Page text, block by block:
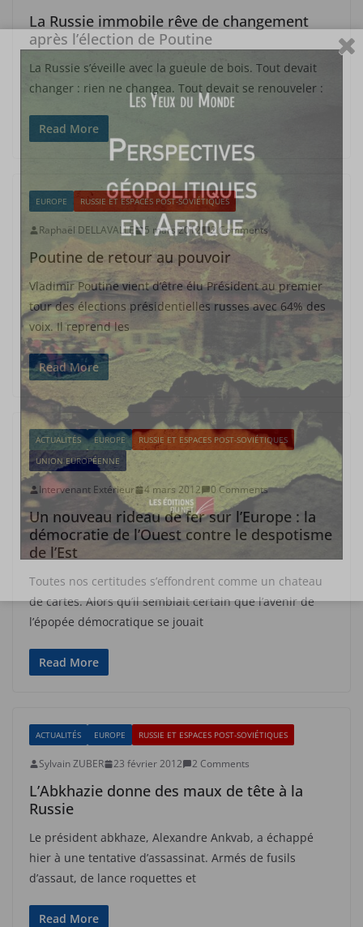
La Russie immobile rêve de changement
après l’élection de Poutine
La Russie s’éveille avec la gueule de bois. Tout devait
changer : rien ne changea. Tout devait se renouveler :
Read More
EUROPE RUSSIE ET ESPACES POST-SOVIÉTIQUES
Raphaël DELLAVALLE 5 mars 2012 2 Comments
Poutine de retour au pouvoir
Vladimir Poutine vient d’être élu Président au premier
tour des élections présidentielles russes avec 64% des
voix. Il reprend les
Read More
ACTUALITÉS EUROPE
RUSSIE ET ESPACES POST-SOVIÉTIQUES
UNION EUROPÉENNE
Intervenant Extérieur 4 mars 2012 0 Comments
Un nouveau rideau de fer sur l’Europe : la
démocratie de l’Ouest contre le despotisme
de l’Est
Toutes nos certitudes s’effondrent comme un chateau
de cartes. Alors qu’il semblait certain que l’avenir de
l’épopée démocratique se jouait
Read More
ACTUALITÉS EUROPE RUSSIE ET ESPACES POST-SOVIÉTIQUES
Sylvain ZUBER 23 février 2012 2 Comments
L’Abkhazie donne des maux de tête à la
Russie
Le président abkhaze, Alexandre Ankvab, a échappé
hier à une tentative d’assassinat. Armés de fusils
d’assaut, de lance roquettes et
Read More